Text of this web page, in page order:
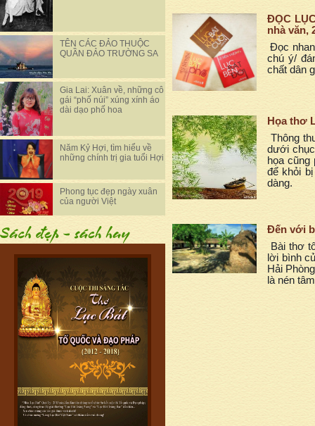
TÊN CÁC ĐẢO THUỘC
QUẦN ĐẢO TRƯỜNG SA
Gia Lai: Xuân về, những cô
gái “phố núi” xúng xính áo
dài dạo phố hoa
Năm Kỷ Hợi, tìm hiểu về
những chính trị gia tuổi Hợi
Phong tục đẹp ngày xuân
của người Việt
ĐỌC
nhà văn,
Đọc
chú ý/
chất dân
Họa thơ
Thông
dưới
họa
để khỏi
dàng.
Đến với
Bài thơ
lời bình
Hải
là nén